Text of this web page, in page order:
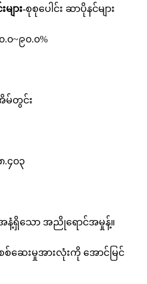
ား-စုစုပေါင်း ဆာပိုနင်များ
၀.၀~၉၀.၀%
မ်တွင်း
.၄၀၃
အနံ့ရှိသော အညိုရောင်အမှုန့်။
စ်ဆေးမှုအားလုံးကို အောင်မြင်